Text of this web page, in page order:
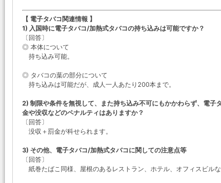
【 電子タバコ関連情報 】
1) 入国時に電子タバコ/加熱式タバコの持ち込みは可能ですか？
〔回答〕
◎ 本体について
持ち込み可能。
◎ タバコの葉の部分について
持ち込みは可能だが、成人一人あたり200本まで。
2) 制限や条件を無視して、また持ち込み不可にもかかわらず、電
金や没収などのペナルティはありますか？
〔回答〕
没収＋罰金が科せられます。
3) その他、電子タバコ/加熱式タバコに関しての注意点等
〔回答〕
紙巻たばこ同様、屋根のあるレストラン、ホテル、オフィスビル